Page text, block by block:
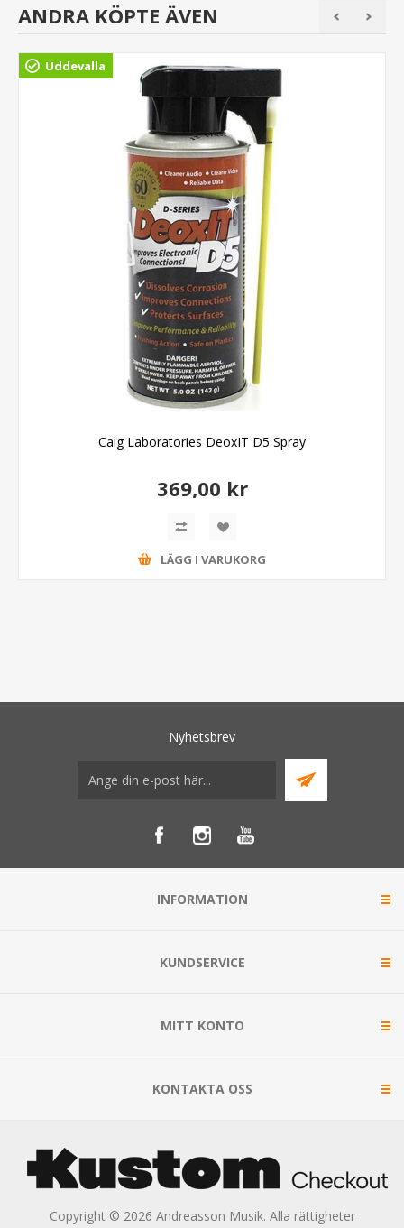
ANDRA KÖPTE ÄVEN
Uddevalla
Caig Laboratories DeoxIT D5 Spray
369,00 kr
LÄGG I VARUKORG
Nyhetsbrev
INFORMATION
KUNDSERVICE
MITT KONTO
KONTAKTA OSS
Copyright © 2026 Andreasson Musik. Alla rättigheter